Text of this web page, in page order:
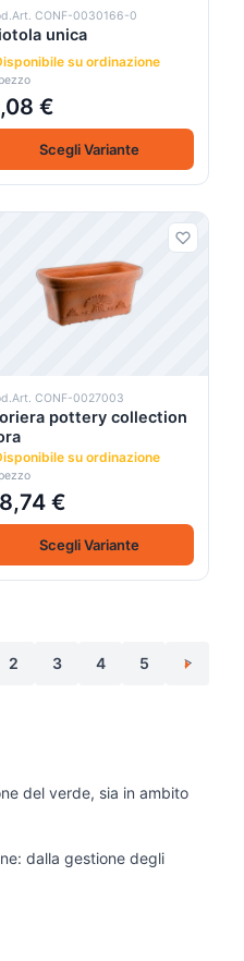
CONF-0030166-0
unica
su ordinazione
€
Scegli Variante
CONF-0027003
pottery collection
su ordinazione
€
Scegli Variante
2 3 4 5 >
del verde, sia in ambito
dalla gestione degli